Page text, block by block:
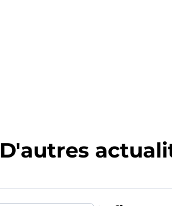
D'autres